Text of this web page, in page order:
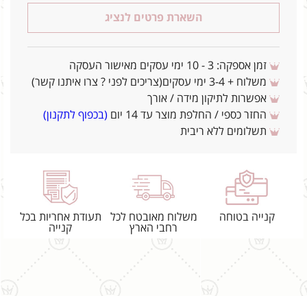
השארת פרטים לנציג
זמן אספקה: 3 - 10 ימי עסקים מאישור העסקה
משלוח + 3-4 ימי עסקים(צריכים לפני ? צרו איתנו קשר)
אפשרות לתיקון מידה / אורך
החזר כספי / החלפת מוצר עד 14 יום
(בכפוף לתקנון)
תשלומים ללא ריבית
קנייה בטוחה
משלוח מאובטח לכל
רחבי הארץ
תעודת אחריות בכל
קנייה